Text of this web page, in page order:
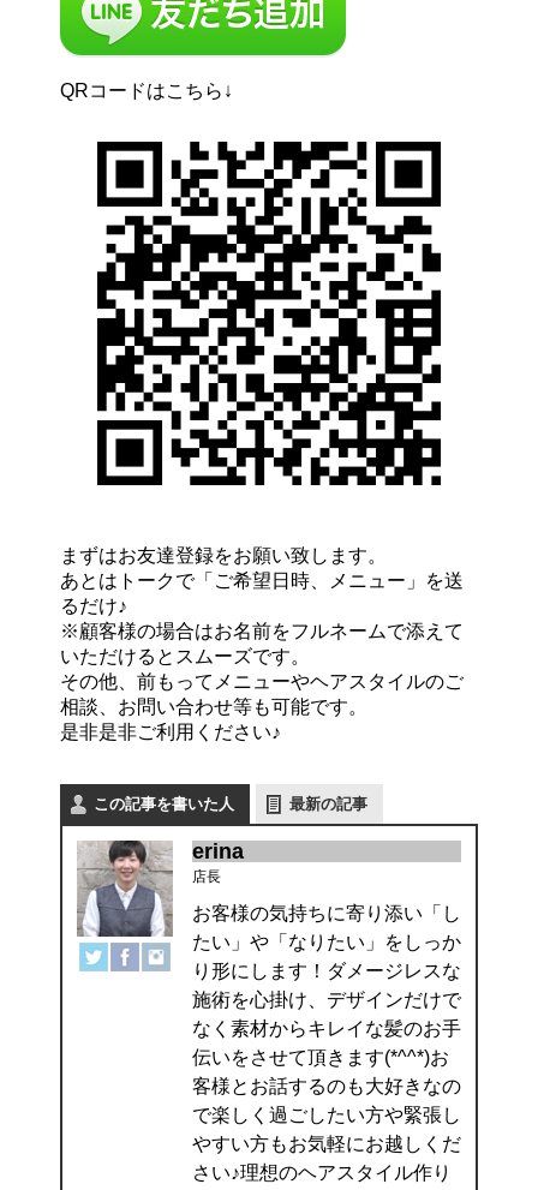
QRコードはこちら↓
まずはお友達登録をお願い致します。
あとはトークで「ご希望日時、メニュー」を送
るだけ♪
※顧客様の場合はお名前をフルネームで添えて
いただけるとスムーズです。
その他、前もってメニューやヘアスタイルのご
相談、お問い合わせ等も可能です。
是非是非ご利用ください♪
この記事を書いた人 最新の記事
erina
店長
お客様の気持ちに寄り添い「し
たい」や「なりたい」をしっか
り形にします！ダメージレスな
施術を心掛け、デザインだけで
なく素材からキレイな髪のお手
伝いをさせて頂きます(*^^*)お
客様とお話するのも大好きなの
で楽しく過ごしたい方や緊張し
やすい方もお気軽にお越しくだ
さい♪理想のヘアスタイル作り